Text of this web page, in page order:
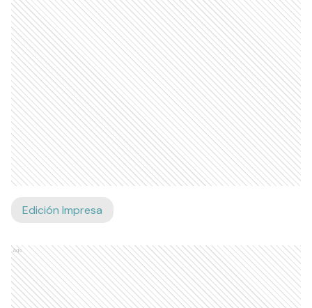
Edición Impresa
Ads